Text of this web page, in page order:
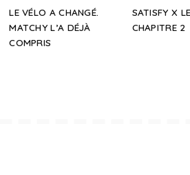
LE VÉLO A CHANGÉ.
MATCHY L’A DÉJÀ
COMPRIS
SATISFY X
CHAPITRE 2